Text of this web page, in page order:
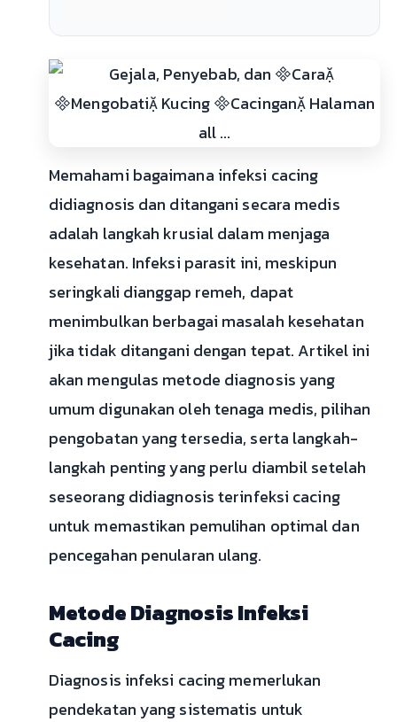
Memahami bagaimana infeksi cacing
didiagnosis dan ditangani secara medis
adalah langkah krusial dalam menjaga
kesehatan. Infeksi parasit ini, meskipun
seringkali dianggap remeh, dapat
menimbulkan berbagai masalah kesehatan
jika tidak ditangani dengan tepat. Artikel ini
akan mengulas metode diagnosis yang
umum digunakan oleh tenaga medis, pilihan
pengobatan yang tersedia, serta langkah-
langkah penting yang perlu diambil setelah
seseorang didiagnosis terinfeksi cacing
untuk memastikan pemulihan optimal dan
pencegahan penularan ulang.
Metode Diagnosis Infeksi
Cacing
Diagnosis infeksi cacing memerlukan
pendekatan yang sistematis untuk